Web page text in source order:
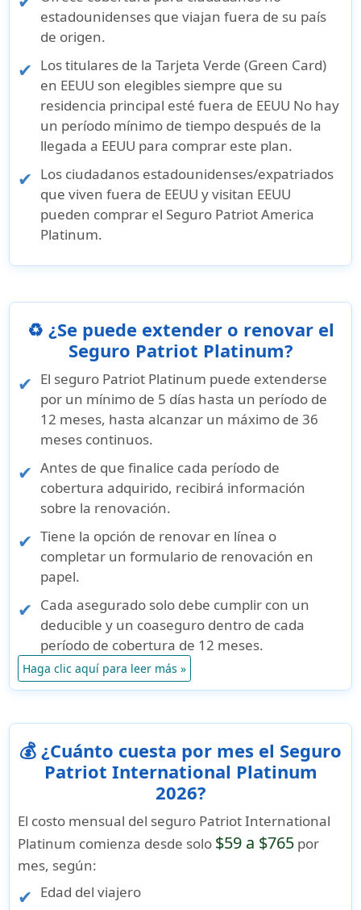
estadounidenses que viajan fuera de su país
de origen.
Los titulares de la Tarjeta Verde (Green Card)
en EEUU son elegibles siempre que su
residencia principal esté fuera de EEUU No hay
un período mínimo de tiempo después de la
llegada a EEUU para comprar este plan.
Los ciudadanos estadounidenses/expatriados
que viven fuera de EEUU y visitan EEUU
pueden comprar el Seguro Patriot America
Platinum.
♻️ ¿Se puede extender o renovar el
Seguro Patriot Platinum?
El seguro Patriot Platinum puede extenderse
por un mínimo de 5 días hasta un período de
12 meses, hasta alcanzar un máximo de 36
meses continuos.
Antes de que finalice cada período de
cobertura adquirido, recibirá información
sobre la renovación.
Tiene la opción de renovar en línea o
completar un formulario de renovación en
papel.
Cada asegurado solo debe cumplir con un
deducible y un coaseguro dentro de cada
período de cobertura de 12 meses.
Haga clic aquí para leer más »
💰 ¿Cuánto cuesta por mes el Seguro
Patriot International Platinum
2026?
El costo mensual del seguro Patriot International
Platinum comienza desde solo $59 a $765 por
mes, según:
Edad del viajero